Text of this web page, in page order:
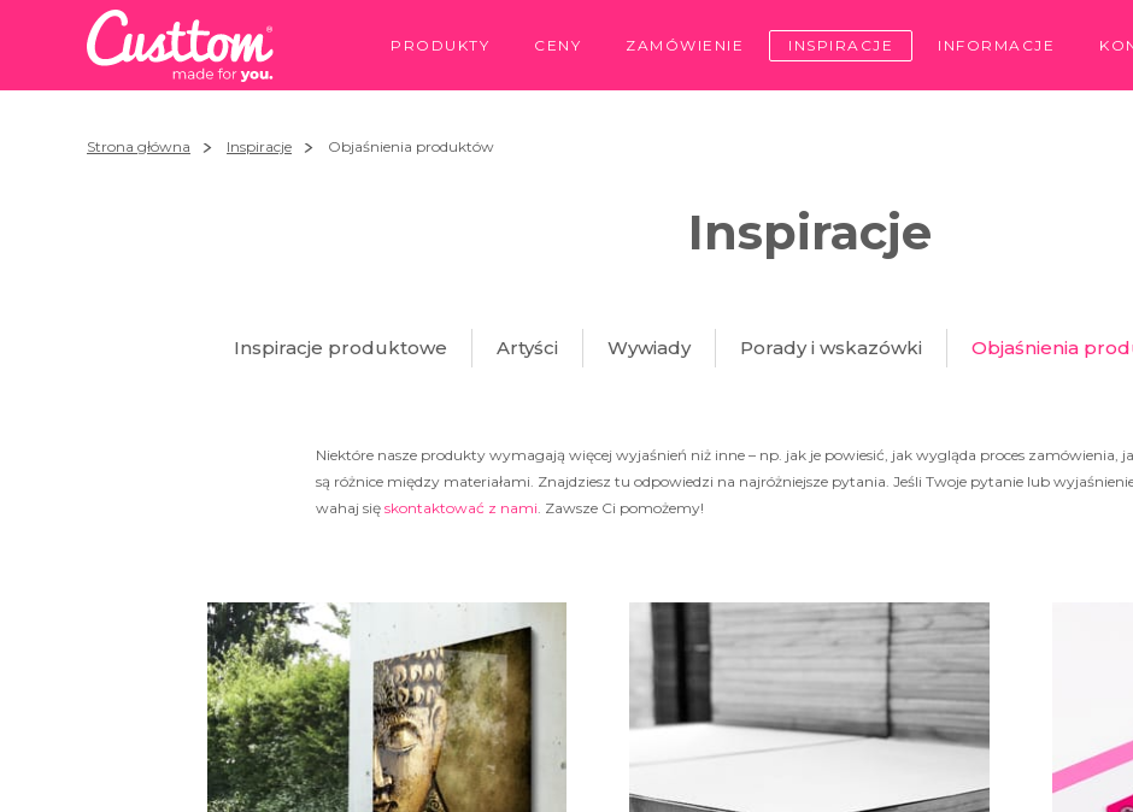
PRODUKTY CENY ZAMÓWIENIE INSPIRACJE INFORMACJE
Strona główna Inspiracje Objaśnienia produktów
Inspiracje
Inspiracje produktowe Artyści Wywiady Porady i wskazówki Objaśnienia
Niektóre nasze produkty wymagają więcej wyjaśnień niż inne – np. jak je powiesić, jak wygląda proces zamówienia,
są różnice między materiałami. Znajdziesz tu odpowiedzi na najróżniejsze pytania. Jeśli Twoje pytanie lub
wahaj się skontaktować z nami. Zawsze Ci pomożemy!